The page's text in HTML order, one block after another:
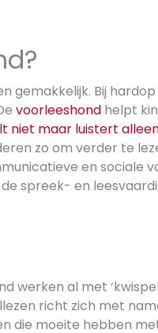
gemakkelijk. Bij
voorleeshond helpt
niet maar luistert
zo om verder te
en sociale
spreek- en
werken al met
richt zich met
die moeite hebben